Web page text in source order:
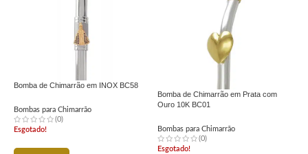
Bomba de Chimarrão em INOX BC58
Bombas para Chimarrão
(0)
Esgotado!
Bomba de Chimarrão em Prata com
Ouro 10K BC01
Bombas para Chimarrão
(0)
Esgotado!